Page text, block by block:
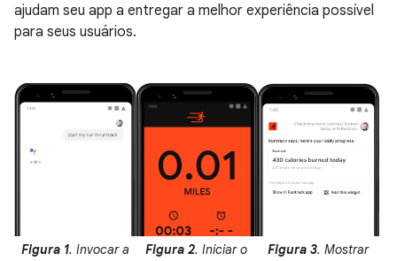
ajudam seu app a entregar a melhor experiência possível
para seus usuários.
Figura 1. Invocar a
Figura 2. Iniciar o
Figura 3. Mostrar